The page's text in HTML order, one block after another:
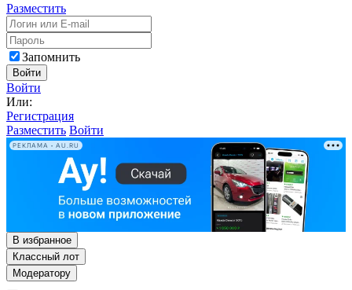
Разместить
Запомнить
Войти
Войти
Или:
Регистрация
Разместить Войти
РЕКЛАМА • AU.RU
В избранное
Классный лот
Модератору